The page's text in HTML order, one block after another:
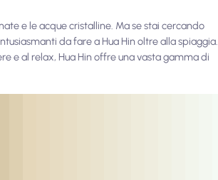
e le acque cristalline. Ma se stai cercando
da fare a Hua Hin oltre alla spiaggia.
e al relax, Hua Hin offre una vasta gamma di